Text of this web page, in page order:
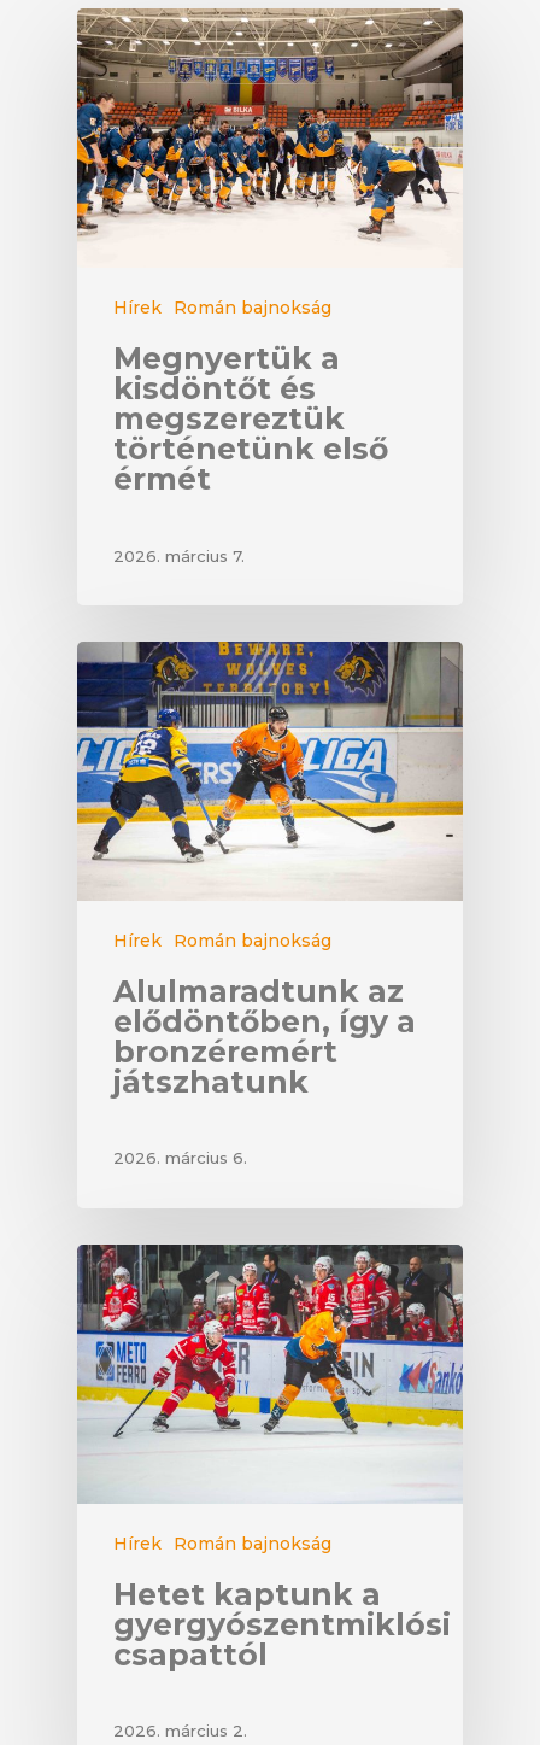
Hírek Román bajnokság
Megnyertük a
kisdöntőt és
megszereztük
történetünk első
érmét
2026. március 7.
Hírek Román bajnokság
Alulmaradtunk az
elődöntőben, így a
bronzéremért
játszhatunk
2026. március 6.
Hírek Román bajnokság
Hetet kaptunk a
gyergyószentmiklósi
csapattól
2026. március 2.